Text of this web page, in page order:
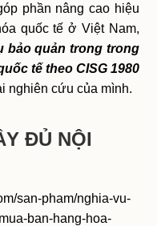
phần nâng cao hiệu
quốc tế ở Việt Nam,
bảo quản trong trong
tế theo CISG 1980
nghiên cứu của mình.
ĐỦ NỘI
san-pham/nghia-vu-
ban-hang-hoa-